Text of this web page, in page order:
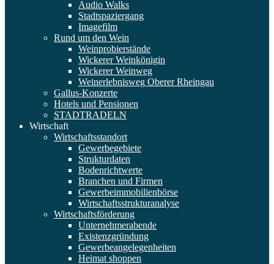
Audio Walks
Stadtspaziergang
Imagefilm
Rund um den Wein
Weinprobierstände
Wickerer Weinkönigin
Wickerer Weinweg
Weinerlebnisweg Oberer Rheingau
Gallus-Konzerte
Hotels und Pensionen
STADTRADELN
Wirtschaft
Wirtschaftsstandort
Gewerbegebiete
Strukturdaten
Bodenrichtwerte
Branchen und Firmen
Gewerbeimmobilienbörse
Wirtschaftsstrukturanalyse
Wirtschaftsförderung
Unternehmerabende
Existenzgründung
Gewerbeangelegenheiten
Heimat shoppen